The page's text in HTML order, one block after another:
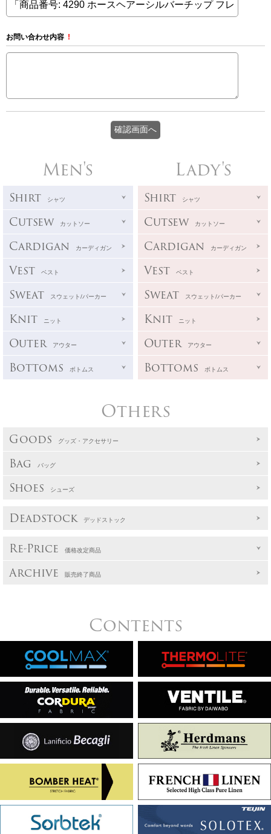
お問い合わせ内容 !
Men's
Shirt シャツ
Cutsew カットソー
Cardigan カーディガン
Vest ベスト
Sweat スウェット/パーカー
Knit ニット
Outer アウター
Bottoms ボトムス
Lady's
Shirt シャツ
Cutsew カットソー
Cardigan カーディガン
Vest ベスト
Sweat スウェット/パーカー
Knit ニット
Outer アウター
Bottoms ボトムス
Others
Goods グッズ・アクセサリー
Bag バッグ
Shoes シューズ
Deadstock デッドストック
Re-Price 価格改定商品
Archive 販売終了商品
Contents